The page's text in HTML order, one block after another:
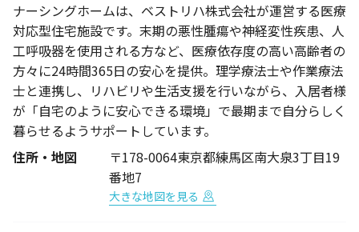
ナーシングホームは、ベストリハ株式会社が運営する医療
対応型住宅施設です。末期の悪性腫瘍や神経変性疾患、人
工呼吸器を使用される方など、医療依存度の高い高齢者の
方々に24時間365日の安心を提供。理学療法士や作業療法
士と連携し、リハビリや生活支援を行いながら、入居者様
が「自宅のように安心できる環境」で最期まで自分らしく
暮らせるようサポートしています。
住所・地図
〒178-0064東京都練馬区南大泉3丁目19
番地7
大きな地図を見る